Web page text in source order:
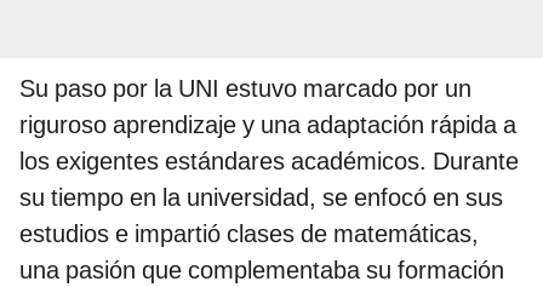
Su paso por la UNI estuvo marcado por un
riguroso aprendizaje y una adaptación rápida a
los exigentes estándares académicos. Durante
su tiempo en la universidad, se enfocó en sus
estudios e impartió clases de matemáticas,
una pasión que complementaba su formación